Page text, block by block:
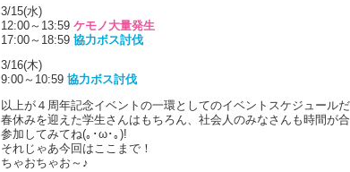
3/15(水)
12:00～13:59 ケモノ大量発生
17:00～18:59 協力ボス討伐
3/16(木)
9:00～10:59 協力ボス討伐
以上が４周年記念イベントの一環としてのイベントスケジュールだ
春休みを迎えた学生さんはもちろん、社会人のみなさんも時間が
参加してみてね(｡･ω･｡)!
それじゃあ今回はここまで！
ちゃおちゃお～♪